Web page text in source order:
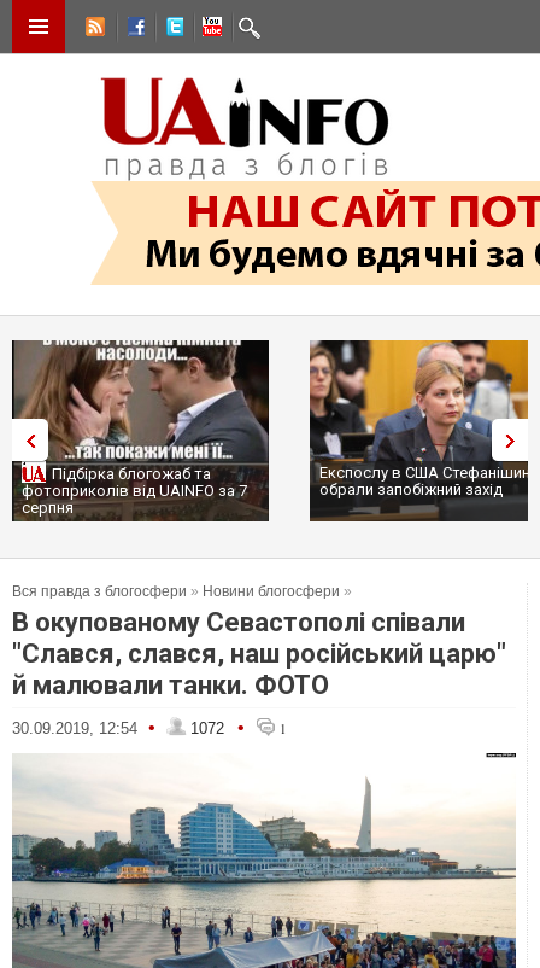
Підбірка блогожаб та
фотоприколів від UAINFO за 7
серпня
Експослу в США
обрали запобіжний захід
Вся правда з блогосфери » Новини блогосфери »
В окупованому Севастополі співали
"Слався, слався, наш російський царю"
й малювали танки. ФОТО
30.09.2019, 12:54 • 1072 • 1